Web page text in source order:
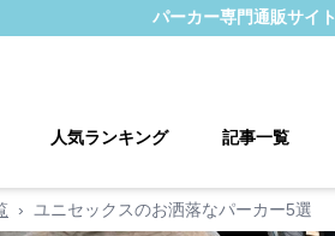
パーカー専門通販サイト
人気ランキング 記事一覧
› ユニセックスのお洒落なパーカー5選